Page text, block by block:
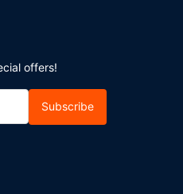
offers!
Subscribe